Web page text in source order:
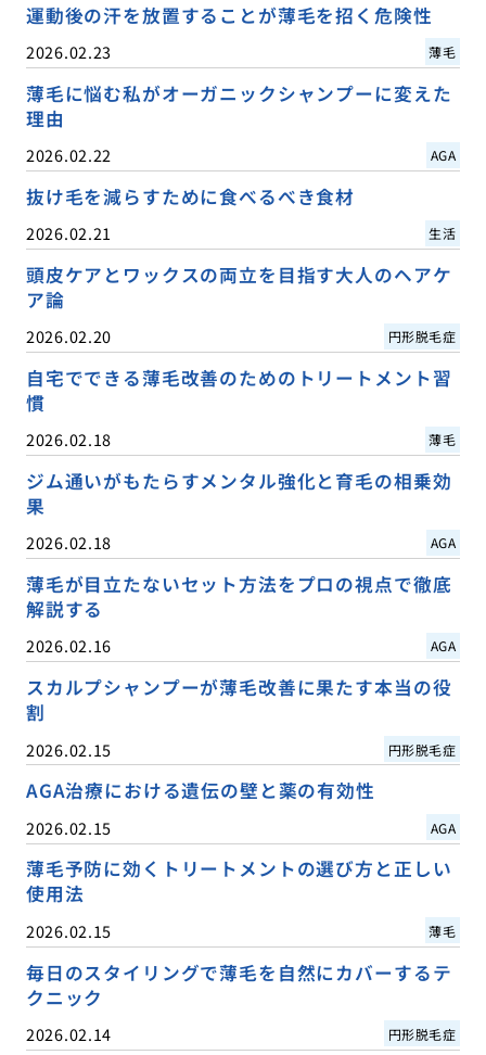
運動後の汗を放置することが薄毛を招く危険性
2026.02.23 薄毛
薄毛に悩む私がオーガニックシャンプーに変えた
理由
2026.02.22 AGA
抜け毛を減らすために食べるべき食材
2026.02.21 生活
頭皮ケアとワックスの両立を目指す大人のヘアケ
ア論
2026.02.20 円形脱毛症
自宅でできる薄毛改善のためのトリートメント習
慣
2026.02.18 薄毛
ジム通いがもたらすメンタル強化と育毛の相乗効
果
2026.02.18 AGA
薄毛が目立たないセット方法をプロの視点で徹底
解説する
2026.02.16 AGA
スカルプシャンプーが薄毛改善に果たす本当の役
割
2026.02.15 円形脱毛症
AGA治療における遺伝の壁と薬の有効性
2026.02.15 AGA
薄毛予防に効くトリートメントの選び方と正しい
使用法
2026.02.15 薄毛
毎日のスタイリングで薄毛を自然にカバーするテ
クニック
2026.02.14 円形脱毛症